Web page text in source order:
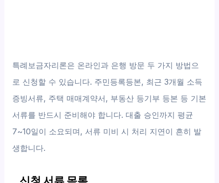
특례보금자리론은 온라인과 은행 방문 두 가지 방법으
로 신청할 수 있습니다. 주민등록등본, 최근 3개월 소득
증빙서류, 주택 매매계약서, 부동산 등기부 등본 등 기본
서류를 반드시 준비해야 합니다. 대출 승인까지 평균
7~10일이 소요되며, 서류 미비 시 처리 지연이 흔히 발
생합니다.